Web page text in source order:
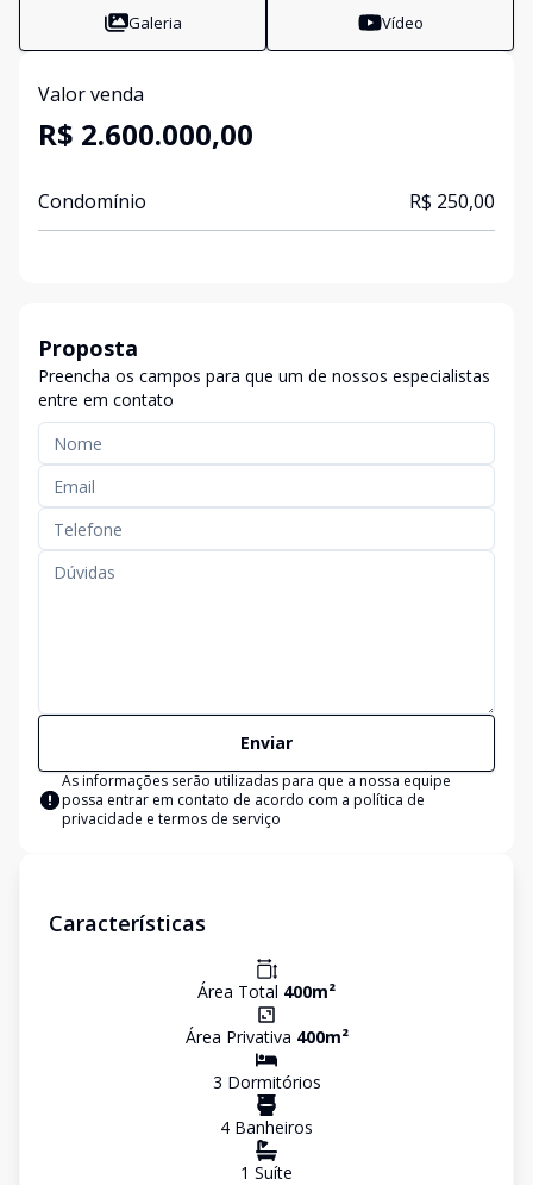
Galeria Vídeo
Valor venda
R$ 2.600.000,00
Condomínio R$ 250,00
Proposta
Preencha os campos para que um de nossos especialistas
entre em contato
Enviar
As informações serão utilizadas para que a nossa equipe
possa entrar em contato de acordo com a política de
privacidade e termos de serviço
Características
Área Total 400m²
Área Privativa 400m²
3 Dormitórios
4 Banheiros
1 Suíte